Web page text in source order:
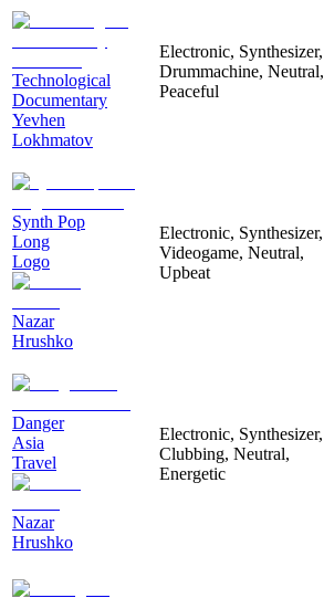
Technological
Documentary
Yevhen
Lokhmatov
Electronic, Synthesizer,
Drummachine, Neutral,
Peaceful
Synth Pop
Long
Logo
Nazar
Hrushko
Electronic, Synthesizer,
Videogame, Neutral,
Upbeat
Danger
Asia
Travel
Nazar
Hrushko
Electronic, Synthesizer,
Clubbing, Neutral,
Energetic